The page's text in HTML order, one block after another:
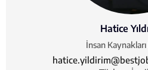
Hatice
İnsan